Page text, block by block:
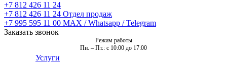
+7 812 426 11 24
+7 812 426 11 24 Отдел продаж
+7 995 595 11 00 MAX / Whatsapp / Telegram
Заказать звонок
Режим работы
Пн. – Пт.: с 10:00 до 17:00
Услуги